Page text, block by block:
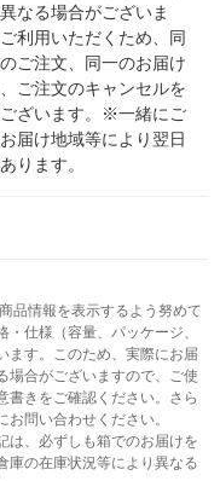
なる場合がございま
利用いただくため、同
ご注文、同一のお届け
ご注文のキャンセルを
ざいます。※一緒にご
届け地域等により翌日
ります。
品情報を表示するよう努めて
仕様（容量、パッケージ、
ます。このため、実際にお届
場合がございますので、ご使
書きをご確認ください。さら
問い合わせください。
は、必ずしも箱でのお届けを
庫の在庫状況等により異なる